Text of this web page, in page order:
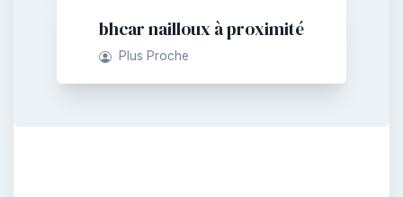
bhcar nailloux à proximité
Plus Proche